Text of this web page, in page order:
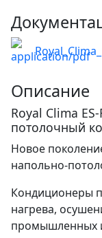
Описание
Royal Clima
потолочный
Новое
напольно-
Кондиционеры
нагрева,
промышленных